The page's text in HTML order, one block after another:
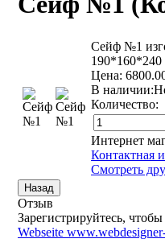
Сейф №1
190*160*240
Цена:
В наличии:
Количество:
Интернет
Контактная
Смотреть
Отзыв
Зарегистрируйтесь, чтобы
Webseite